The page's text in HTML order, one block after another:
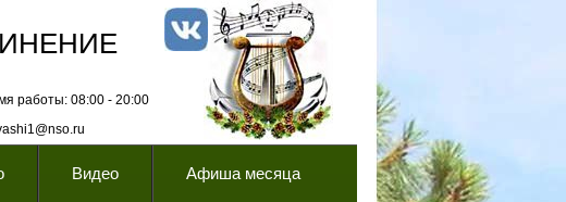
работы: 08:00 - 20:00
Видео Афиша месяца